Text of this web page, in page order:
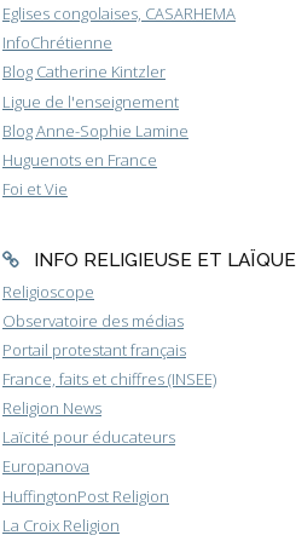
Eglises congolaises, CASARHEMA
InfoChrétienne
Blog Catherine Kintzler
Ligue de l'enseignement
Blog Anne-Sophie Lamine
Huguenots en France
Foi et Vie
INFO RELIGIEUSE ET LAÏQUE
Religioscope
Observatoire des médias
Portail protestant français
France, faits et chiffres (INSEE)
Religion News
Laïcité pour éducateurs
Europanova
HuffingtonPost Religion
La Croix Religion